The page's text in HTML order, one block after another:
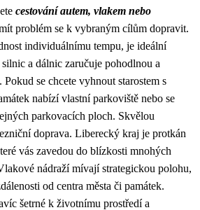
cestování autem, vlakem nebo
problém se k vybraným cílům dopravit.
individuálnímu tempu, je ideální
a dálnic zaručuje pohodlnou a
. Pokud se chcete vyhnout starostem s
nabízí vlastní parkoviště nebo se
parkovacích ploch. Skvělou
doprava. Liberecký kraj je protkán
vás zavedou do blízkosti mnohých
nádraží mívají strategickou polohu,
od centra města či památek.
šetrné k životnímu prostředí a